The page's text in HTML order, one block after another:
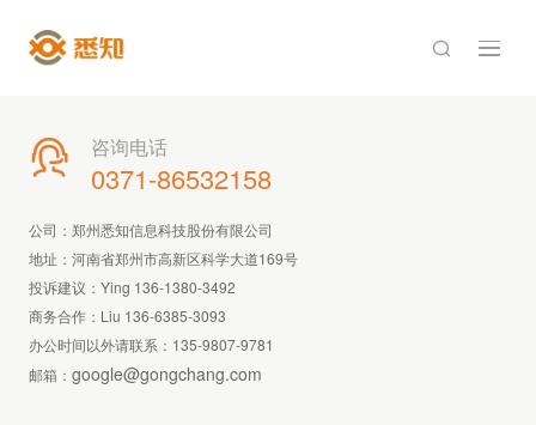

 咨询电话
0371-86532158
公司：郑州悉知信息科技股份有限公司
地址：河南省郑州市高新区科学大道169号
投诉建议：Ying 136-1380-3492
商务合作：Liu 136-6385-3093
办公时间以外请联系： 135-9807-9781
邮箱： google@gongchang.com